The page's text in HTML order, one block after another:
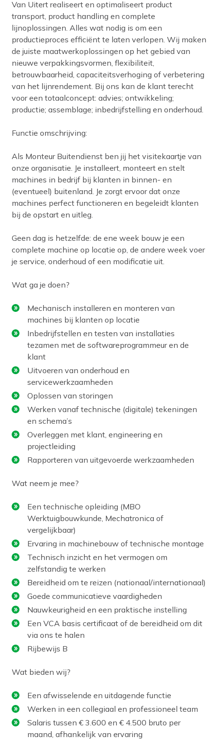
Van Uitert realiseert en optimaliseert product
transport, product handling en complete
lijnoplossingen. Alles wat nodig is om een
productieproces efficiënt te laten verlopen. Wij maken
de juiste maatwerkoplossingen op het gebied van
nieuwe verpakkingsvormen, flexibiliteit,
betrouwbaarheid, capaciteitsverhoging of verbetering
van het lijnrendement. Bij ons kan de klant terecht
voor een totaalconcept: advies; ontwikkeling;
productie; assemblage; inbedrijfstelling en onderhoud.
Functie omschrijving:
Als Monteur Buitendienst ben jij het visitekaartje van
onze organisatie. Je installeert, monteert en stelt
machines in bedrijf bij klanten in binnen- en
(eventueel) buitenland. Je zorgt ervoor dat onze
machines perfect functioneren en begeleidt klanten
bij de opstart en uitleg.
Geen dag is hetzelfde: de ene week bouw je een
complete machine op locatie op, de andere week voer
je service, onderhoud of een modificatie uit.
Wat ga je doen?
Mechanisch installeren en monteren van
machines bij klanten op locatie
Inbedrijfstellen en testen van installaties
tezamen met de softwareprogrammeur en de
klant
Uitvoeren van onderhoud en
servicewerkzaamheden
Oplossen van storingen
Werken vanaf technische (digitale) tekeningen
en schema’s
Overleggen met klant, engineering en
projectleiding
Rapporteren van uitgevoerde werkzaamheden
Wat neem je mee?
Een technische opleiding (MBO
Werktuigbouwkunde, Mechatronica of
vergelijkbaar)
Ervaring in machinebouw of technische montage
Technisch inzicht en het vermogen om
zelfstandig te werken
Bereidheid om te reizen (nationaal/internationaal)
Goede communicatieve vaardigheden
Nauwkeurigheid en een praktische instelling
Een VCA basis certificaat of de bereidheid om dit
via ons te halen
Rijbewijs B
Wat bieden wij?
Een afwisselende en uitdagende functie
Werken in een collegiaal en professioneel team
Salaris tussen € 3.600 en € 4.500 bruto per
maand, afhankelijk van ervaring